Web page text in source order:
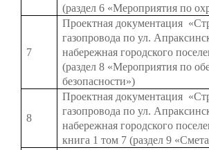
(раздел 6 «Мероприятия по
7
Проектная документация
газопровода по ул.
набережная городского
(раздел 8 «Мероприятия по
безопасности»)
8
Проектная документация
газопровода по ул.
набережная городского
книга 1 том 7 (раздел 9